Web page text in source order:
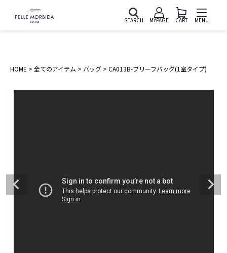
SEARCH MYPAGE CART MENU
HOME 全てのアイテム バッグ CA013B-ブリーフバッグ(1室タイプ)